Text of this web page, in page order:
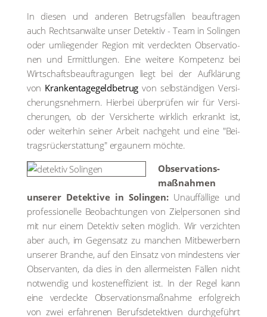
In die­sen und ande­ren Betrugs­fäl­len beauf­tra­gen
auch Rechts­an­wäl­te unser Detek­tiv - Team in Solin­gen
oder umlie­gen­der Regi­on mit ver­deck­ten Obser­va­tio­
nen und Ermitt­lun­gen. Eine wei­te­re Kom­pe­tenz bei
Wirt­schafts­be­auf­tra­gun­gen liegt bei der Auf­klä­rung
von Kran­ken­ta­ge­geld­be­trug von selb­stän­di­gen Ver­si­
che­rungs­neh­mern. Hier­bei über­prü­fen wir für Ver­si­
che­run­gen, ob der Ver­si­cher­te wirk­lich erkrankt ist,
oder wei­ter­hin sei­ner Arbeit nach­geht und eine "Bei­
trags­rück­erstat­tung" ergau­nern möch­te.
Obser­va­ti­ons­
maß­nah­men
unse­rer Detek­ti­ve in Solin­gen:Unauf­fäl­li­ge und
pro­fes­sio­nel­le Beob­ach­tun­gen von Ziel­per­so­nen sind
mit nur einem Detek­tiv sel­ten mög­lich. Wir ver­zich­ten
aber auch, im Gegen­satz zu man­chen Mit­be­wer­bern
unse­rer Bran­che, auf den Ein­satz von min­des­tens vier
Obser­van­ten, da dies in den aller­meis­ten Fäl­len nicht
not­wen­dig und kos­ten­ef­fi­zi­ent ist. In der Regel kann
eine ver­deck­te Obser­va­ti­ons­maß­nah­me erfolg­reich
von zwei erfah­re­nen Berufs­de­tek­ti­ven durch­ge­führt